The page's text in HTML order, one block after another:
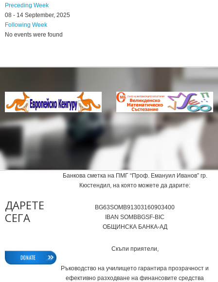
Preceding Week
08 - 14 September, 2025
Following Week
No events were found
ДАРЕТЕ
СЕГА
Банкова сметка на ПМГ “Проф. Емануил Иванов” гр.
Кюстендил, на която можете да дарите:
BG63SOMB91303160903400
IВAN SOMBBGSF-BIC
ОБЩИНСКА БАНКА-АД
Скъпи приятели,
Ръководство на училището гарантира прозрачност и
ефективно разходване на финансовите средства